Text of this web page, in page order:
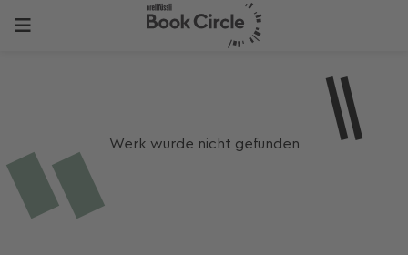
Werk wurde nicht gefunden